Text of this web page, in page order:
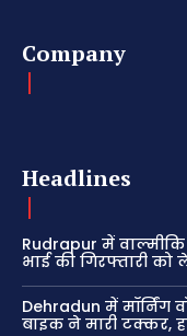
Company
Headlines
Rudrapur में
भाई की गिरफ्तारी
Dehradun में मॉर्निंग
बाइक ने मारी टक्कर,